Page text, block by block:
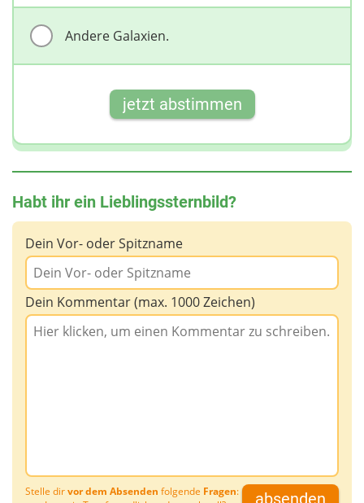
Andere Galaxien.
jetzt abstimmen
Habt ihr ein Lieblingssternbild?
Dein Vor- oder Spitzname
Dein Kommentar (max. 1000 Zeichen)
Stelle dirvor dem Absenden folgende Fragen:
absenden